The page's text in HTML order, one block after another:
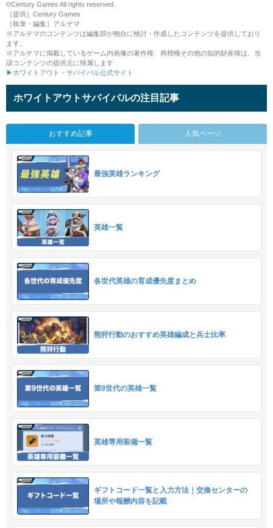
©Century Games All rights reserved.
［提供］Century Games
［執筆・編集］アルテマ
※アルテマのコンテンツは編集部が独自に検討・作成したコンテンツを提供しており
ます。
※アルテマに掲載しているゲーム内画像の著作権、商標権その他の知的財産権は、当
該コンテンツの提供元に帰属します
▶ホワイトアウト・サバイバル公式サイト
ホワイトアウトサバイバルの注目記事
おすすめ記事 人気ページ
最強英雄ランキング
英雄一覧
各世代英雄の育成優先度まとめ
熊狩行動のおすすめ英雄編成と兵士比率
第9世代の英雄一覧
英雄専用装備一覧
ギフトコード一覧と入力方法｜交換センターの
場所や報酬内容を記載